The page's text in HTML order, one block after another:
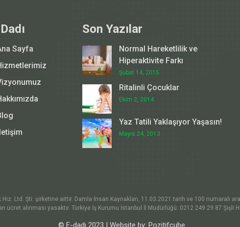
Sayfa
Son Yazılar
Normal Hareketlilik ve
Hiperaktivite Farkı
Şubat 14, 2015
Ritalinli Çocuklar
Ekim 2, 2014
Yaz Tatili Yaklaşıyor Yaşasın!
Mayıs 24, 2013
Hiz. Ltd. Şti. şirketine aittir. Damla İnsan Kaynakları, 11.03.2021 tarih ve 100 numaralı
ücret alınması yasaktır. Türkiye İş Kurumu İstanbul İl Müdürlüğü: 0212 249 29 87 Şişli
© E-dadı 2023 | Website by: Pozitifcube